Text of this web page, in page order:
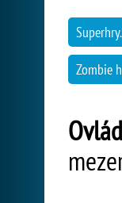
Zombie